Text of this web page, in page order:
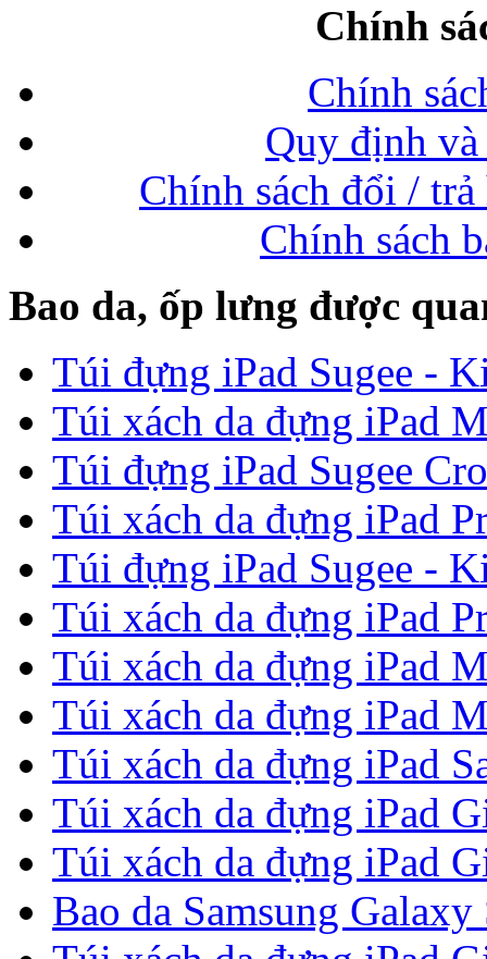
Chính
Chính
Quy định
Chính sách đổi /
Chính sách
Bao da, ốp lưng được
Túi đựng iPad Sugee -
Túi xách da đựng iPad
Túi đựng iPad Sugee
Túi xách da đựng iPad
Túi đựng iPad Sugee -
Túi xách da đựng iPad
Túi xách da đựng iPad
Túi xách da đựng iPad
Túi xách da đựng iPad
Túi xách da đựng iPad
Túi xách da đựng iPad
Bao da Samsung